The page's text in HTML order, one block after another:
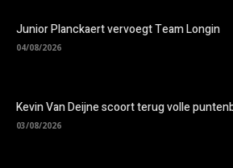
Junior Planckaert vervoegt Team Longin
04/08/2026
Kevin Van Deijne scoort terug volle
03/08/2026